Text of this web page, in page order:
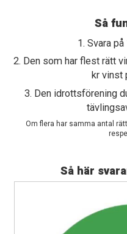
Så
1. Svara
2. Den som har flest rätt
kr vinst
3. Den idrottsförening
Om flera har samma antal
Så här